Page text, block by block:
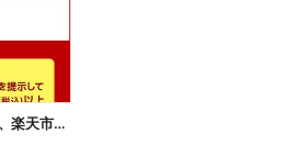
楽天ポイントカード提示で、楽天市場でのお買い物がおトクに!